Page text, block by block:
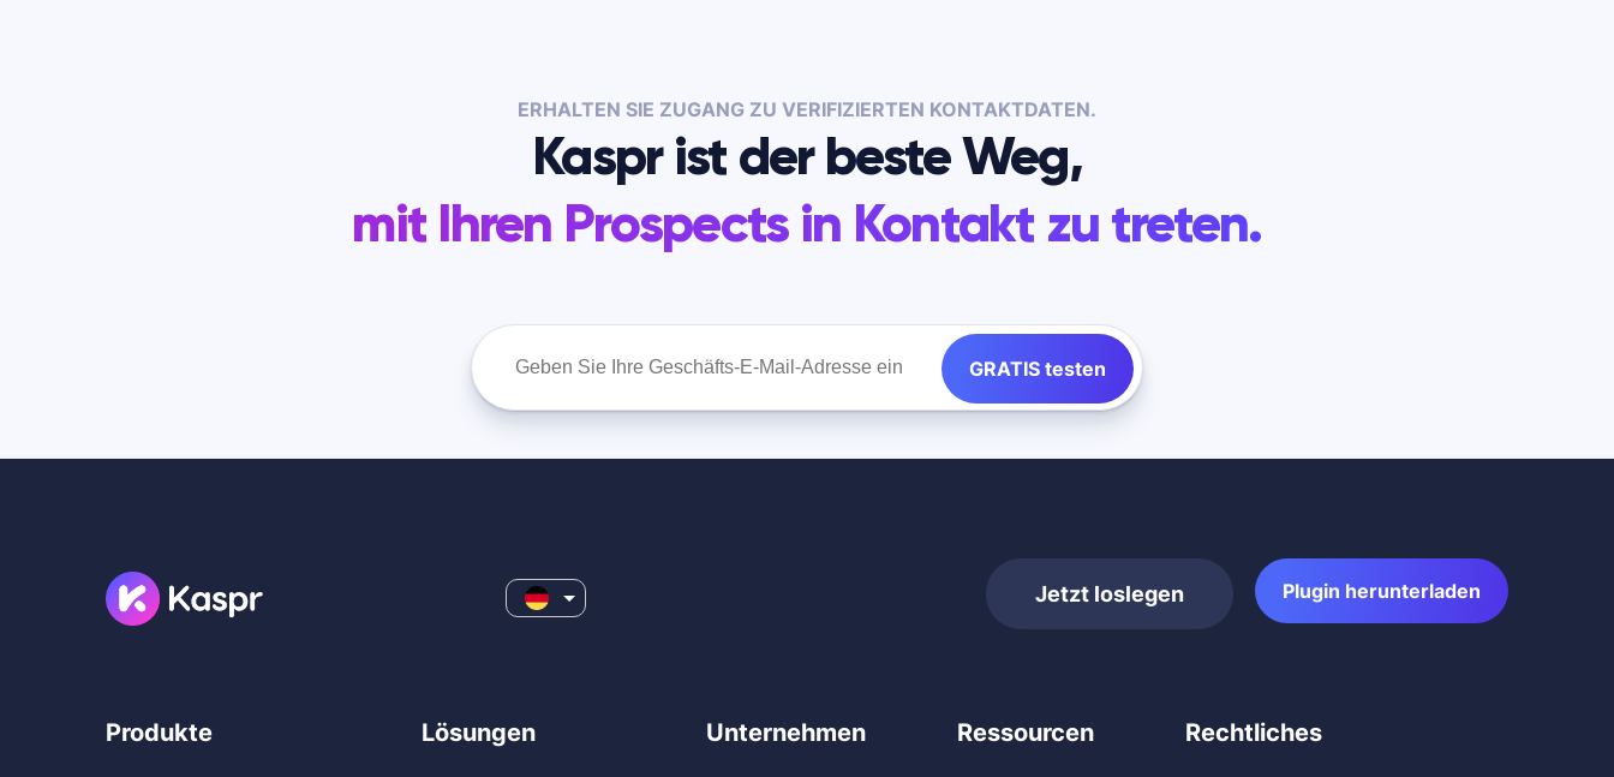
ERHALTEN SIE ZUGANG ZU VERIFIZIERTEN KONTAKTDATEN.
Kaspr ist der beste Weg,
mit Ihren Prospects in Kontakt zu treten.
GRATIS testen
Jetzt loslegen Plugin herunterladen
Produkte Lösungen Unternehmen Ressourcen Rechtliches